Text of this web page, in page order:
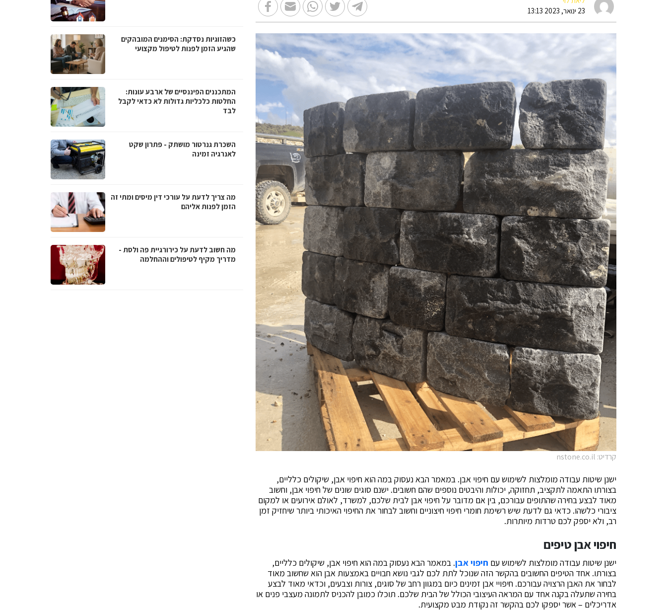
23 ינואר, 2023 13:13
קרדיט: nstone.co.il
ישנן שיטות עבודה מומלצות לשימוש עם חיפוי אבן. במאמר הבא נעסוק במה הוא חיפוי אבן, שיקולים כלליים,
בצורתו התאמה לתקציב, תחזוקה, יכולות והיבטים נוספים שהם חשובים. ישנם סוגים שונים של חיפוי אבן, וחשוב
מאוד לבצע בחירה שהתופים עבורכם, בין אם מדובר על חיפוי אבן לבית שלכם, למשרד, לאולם אירועים או למקום
ציבורי כלשהו. כדאי גם לדעת שיש רשימת חומרי חיפוי חיצוניים וחשוב לבחור את החיפוי האיכותי ביותר שיחזיק זמן
רב, ולא יספק לכם טרדות מיותרות.
חיפוי אבן טיפים
ישנן שיטות עבודה מומלצות לשימוש עם חיפוי אבן. במאמר הבא נעסוק במה הוא חיפוי אבן, שיקולים כלליים,
בצורתו. אחד הטיפים החשובים בהקשר הזה שנוכל לתת לכם לגבי נושא חבויים באמצעות אבן הוא שחשוב מאוד
לבחור את האבן הרצויה עבורכם. חיפויי אבן זמינים כיום במגוון רחב של סוגים, צורות וצבעים, וכדאי מאוד לבצע
בחירה שתעלה בקנה אחד עם המראה העיצובי הכולל של הבית שלכם. תוכלו כמובן להכניס לתמונה מעצבי פנים או
אדריכלים – אשר יספקו לכם בהקשר זה נקודת מבט מקצועית.
כשהזוגיות נסדקת: הסימנים המובהקים
שהגיע הזמן לפנות לטיפול מקצועי
המתכננים הפיננסיים של ארבע עונות:
החלטות כלכליות גדולות לא כדאי לקבל
לבד
השכרת גנרטור מושתק - פתרון שקט
לאנרגיה זמינה
מה צריך לדעת על עורכי דין מיסים ומתי זה
הזמן לפנות אליהם
מה חשוב לדעת על כירורגיית פה ולסת -
מדריך מקיף לטיפולים וההחלמה